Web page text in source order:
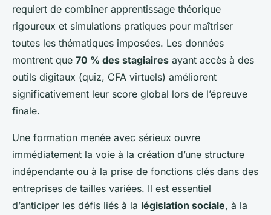
requiert de combiner apprentissage théorique
rigoureux et simulations pratiques pour maîtriser
toutes les thématiques imposées. Les données
montrent que 70 % des stagiaires ayant accès à des
outils digitaux (quiz, CFA virtuels) améliorent
significativement leur score global lors de l’épreuve
finale.
Une formation menée avec sérieux ouvre
immédiatement la voie à la création d’une structure
indépendante ou à la prise de fonctions clés dans des
entreprises de tailles variées. Il est essentiel
d’anticiper les défis liés à la législation sociale, à la